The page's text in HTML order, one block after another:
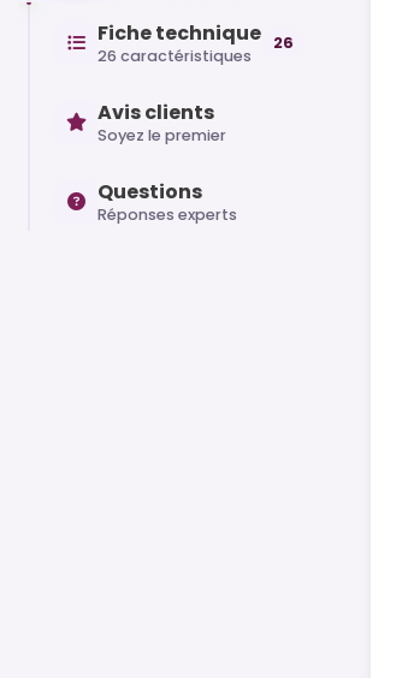
Fiche technique
26 caractéristiques
26
Avis clients
Soyez le premier
Questions
Réponses experts